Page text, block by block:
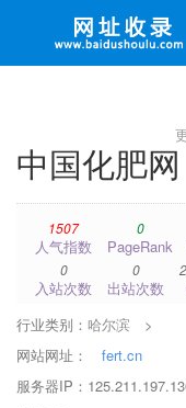
中国化肥网
1507
人气指数
0
PageRank
0
入站次数
0
出站次数
行业类别： 哈尔滨
>
网站网址：
fert.cn
服务器IP：